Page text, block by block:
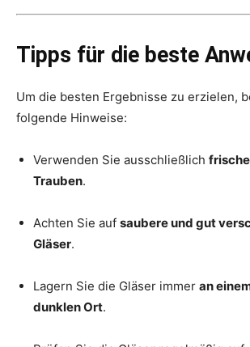
Tipps für die beste
Um die besten Ergebnisse zu erzielen,
folgende Hinweise:
Verwenden Sie ausschließlich
Trauben.
Achten Sie auf saubere und gut
Gläser.
Lagern Sie die Gläser immer an
dunklen Ort.